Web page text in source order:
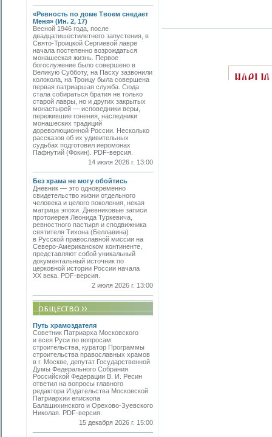
«Ревность по доме Твоем снедает
Меня» (Ин. 2, 17)
Весной 1946 года, после
двадцатишестилетнего запустения, в
Свято-­Троицкой Сергиевой лавре
начала постепенно возрождаться
монашеская жизнь. Первое
богослужение было совершено в
Великую Субботу, на Пасху зазвонили
колокола, на Троицу была совершена
первая патриаршая служба. Сюда
стала собираться братия не только
старой лавры, но и других закрытых
монастырей — исповедники веры,
пережившие гонения, наследники
монашеских традиций
дореволюционной России. Несколько
рассказов об их удивительных
судьбах подготовил иеромонах
Пафнутий (Фокин). PDF-версия.
14 июля 2026 г. 13:00
Без храма не могу обойтись
Дневник — это одновременно
свидетельство жизни отдельного
человека и целого поколения, некая
матрица эпохи. Дневниковые записи
протоиерея Леонида Туркевича,
ревностного пастыря и сподвижника
святителя Тихона (Беллавина)
в Русской православной миссии на
Северо-Американском континенте,
представляют собой уникальный
документальный источник по
церковной истории России начала
ХХ века. PDF-версия.
2 июля 2026 г. 13:00
Путь храмоздателя
Советник Патриарха Московского
и всея Руси по вопросам
строительства, куратор Программы
строительства православных храмов
в г. Москве, депутат Государственной
Думы Федерального Собрания
Российской Федерации В. И. Ресин
ответил на вопросы главного
редактора Издательства Московской
Патриархии епископа
Балашихинского и Орехово-Зуевского
Николая. PDF-версия.
15 декабря 2026 г. 15:00